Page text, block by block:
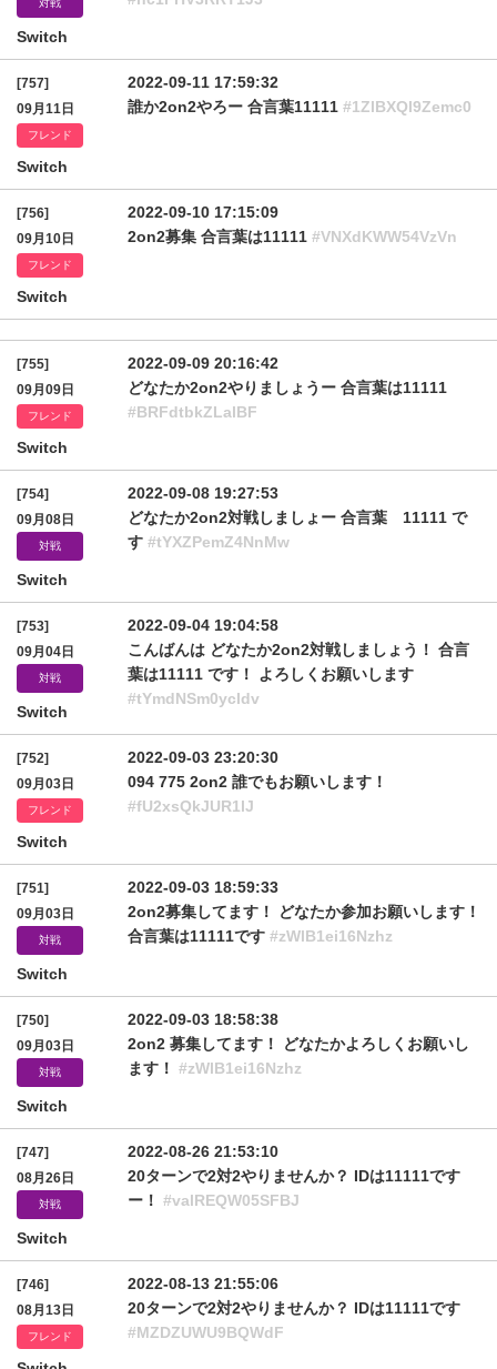
対戦
Switch
[757]
09月11日
フレンド
Switch
2022-09-11 17:59:32
誰か2on2やろー 合言葉11111 #1ZlBXQl9Zemc0
[756]
09月10日
フレンド
Switch
2022-09-10 17:15:09
2on2募集 合言葉は11111 #VNXdKWW54VzVn
[755]
09月09日
フレンド
Switch
2022-09-09 20:16:42
どなたか2on2やりましょうー 合言葉は11111
#BRFdtbkZLalBF
[754]
09月08日
対戦
Switch
2022-09-08 19:27:53
どなたか2on2対戦しましょー 合言葉 11111 で
す #tYXZPemZ4NnMw
[753]
09月04日
対戦
Switch
2022-09-04 19:04:58
こんばんは どなたか2on2対戦しましょう！ 合言
葉は11111 です！ よろしくお願いします
#tYmdNSm0ycldv
[752]
09月03日
フレンド
Switch
2022-09-03 23:20:30
094 775 2on2 誰でもお願いします！
#fU2xsQkJUR1lJ
[751]
09月03日
対戦
Switch
2022-09-03 18:59:33
2on2募集してます！ どなたか参加お願いします！
合言葉は11111です #zWlB1ei16Nzhz
[750]
09月03日
対戦
Switch
2022-09-03 18:58:38
2on2 募集してます！ どなたかよろしくお願いし
ます！ #zWlB1ei16Nzhz
[747]
08月26日
対戦
Switch
2022-08-26 21:53:10
20ターンで2対2やりませんか？ IDは11111です
ー！ #valREQW05SFBJ
[746]
08月13日
フレンド
2022-08-13 21:55:06
20ターンで2対2やりませんか？ IDは11111です
#MZDZUWU9BQWdF